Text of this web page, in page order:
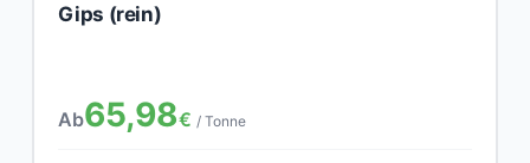
Gips (rein)
Ab65,98€ / Tonne